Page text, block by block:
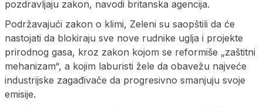
pozdravljaju zakon, navodi britanska agencija.
Podržavajući zakon o klimi, Zeleni su saopštili da će
nastojati da blokiraju sve nove rudnike uglja i projekte
prirodnog gasa, kroz zakon kojom se reformiše „zaštitni
mehanizam“, a kojim laburisti žele da obavežu najveće
industrijske zagađivače da progresivno smanjuju svoje
emisije.